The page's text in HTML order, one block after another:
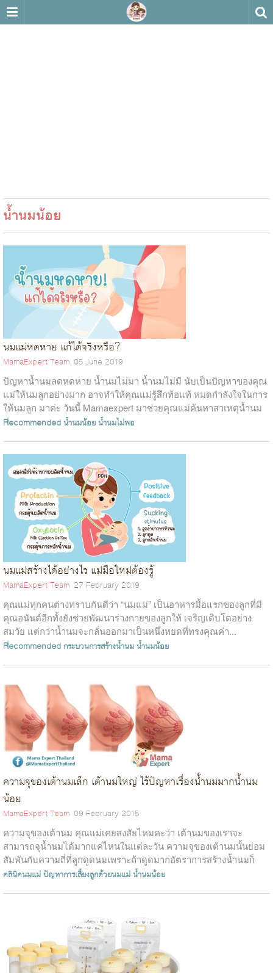
น้ำนมน้อย
นมแม่หดหาย แก้ได้จริงหรือ?
MamaExpert Team 05 June 2019
ปัญหาน้ำนมลดหดหาย น้ำนมไม่มา น้ำนมไม่มี นับเป็นปัญหาของคุณ
แม่ให้นมลูกอย่างมาก อาจทำให้คุณแม่รู้สึกท้อแท้ หมดกำลังใจในการ
ให้นมลูก มาค่ะ วันนี้ Mamaexpert มาช่วยคุณแม่ค้นหาสาเหตุน้ำนม
ลด น้ำนมหดหาย และกา...
Recommendedน้ำนมน้อยน้ำนมไม่พอ
นมแม่สร้างได้อย่างไร แม่มือใหม่ต้องรู้
MamaExpert Team 27 February 2019
คุณแม่ทุกคนต่างทราบกันดีว่า “นมแม่” เป็นอาหารมื้อแรกของลูกที่มี
คุณอนันต์อีกทั้งยังช่วยพัฒนาร่างกายของลูกให้ เจริญเติบโตอย่าง
สมวัย แต่กว่าน้ำนมจะกลั่นออกมาเป็นหนึ่งหยดที่ทรงคุณค่า...
Recommended กระบวนการสร้างน้ำนมน้ำนมน้อย
ความจุของเต้านมเล็ก เต้านมใหญ่ ไร้ปัญหาเรื่องน้ำนมมากน้ำนม
น้อย
MamaExpert Team 09 February 2015
ความจุของเต้านม คุณแม่เคยสงสัยไหมคะว่า เต้านมของเราจะ
สามารถจุน้ำนมได้มากแค่ไหนในแต่ละวัน ความจุของเต้านมนั้นย่อม
สัมพันกับความถี่ที่ลูกดูดนมเพราะถ้าดูดมากอัตราการสร้างน้ำนมก็
มากด้วย นอกจากความถี่แล้...
คลินิคนมแม่ปัญหาการเลี้ยงลูกด้วยนมแม่น้ำนมน้อย